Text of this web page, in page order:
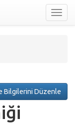
nav
Bilgilerini Düzenle